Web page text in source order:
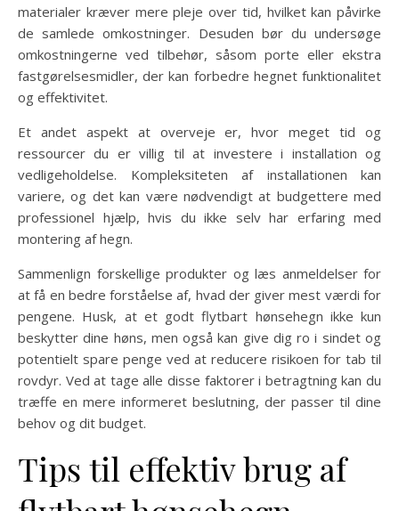
materialer kræver mere pleje over tid, hvilket kan påvirke
de samlede omkostninger. Desuden bør du undersøge
omkostningerne ved tilbehør, såsom porte eller ekstra
fastgørelsesmidler, der kan forbedre hegnet funktionalitet
og effektivitet.
Et andet aspekt at overveje er, hvor meget tid og
ressourcer du er villig til at investere i installation og
vedligeholdelse. Kompleksiteten af installationen kan
variere, og det kan være nødvendigt at budgettere med
professionel hjælp, hvis du ikke selv har erfaring med
montering af hegn.
Sammenlign forskellige produkter og læs anmeldelser for
at få en bedre forståelse af, hvad der giver mest værdi for
pengene. Husk, at et godt flytbart hønsehegn ikke kun
beskytter dine høns, men også kan give dig ro i sindet og
potentielt spare penge ved at reducere risikoen for tab til
rovdyr. Ved at tage alle disse faktorer i betragtning kan du
træffe en mere informeret beslutning, der passer til dine
behov og dit budget.
Tips til effektiv brug af